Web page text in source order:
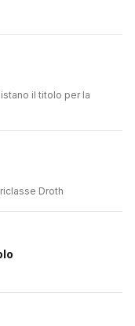
il titolo per la
Droth